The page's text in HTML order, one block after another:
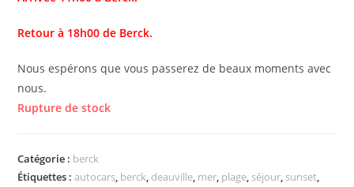
Retour à 18h00 de Berck.
Nous espérons que vous passerez de beaux moments avec
nous.
Rupture de stock
Catégorie : berck
Étiquettes :autocars, berck, deauville, mer, plage, séjour, sunset,